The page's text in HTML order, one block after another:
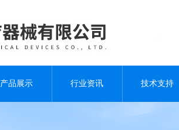
产品展示 行业资讯 技术支持